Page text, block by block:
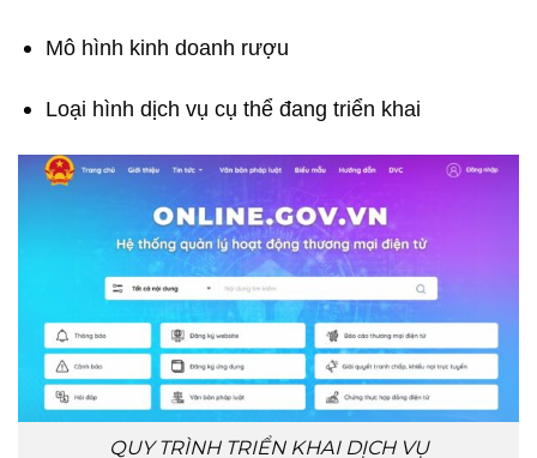
Mô hình kinh doanh rượu
Loại hình dịch vụ cụ thể đang triển khai
QUY TRÌNH TRIỂN KHAI DỊCH VỤ